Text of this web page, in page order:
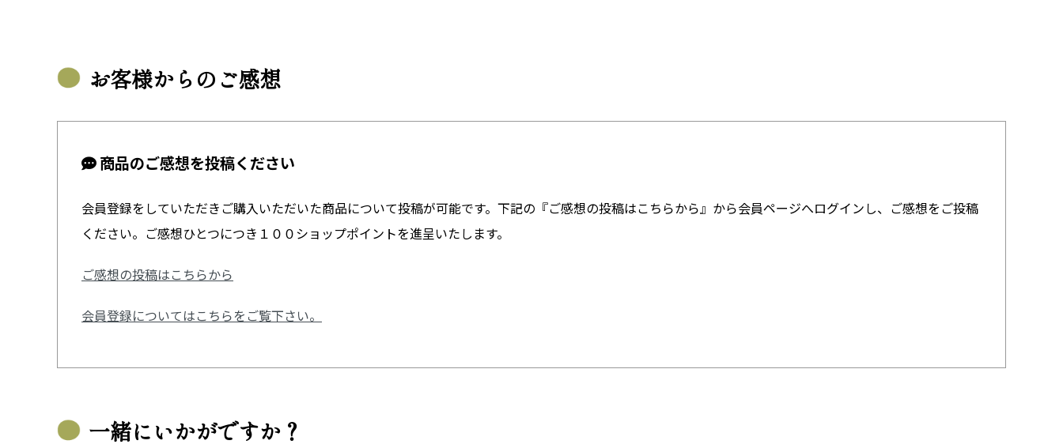
お客様からのご感想
商品のご感想を投稿ください
会員登録をしていただきご購入いただいた商品について投稿が可能です。下記の『ご感想の投稿はこちらから』から会員ページへログインし、ご感想をご投稿
ください。ご感想ひとつにつき１００ショップポイントを進呈いたします。
ご感想の投稿はこちらから
会員登録についてはこちらをご覧下さい。
一緒にいかがですか？